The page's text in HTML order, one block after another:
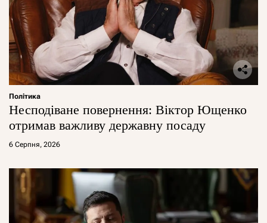
Політика
Несподіване повернення: Віктор Ющенко
отримав важливу державну посаду
6 Серпня, 2026